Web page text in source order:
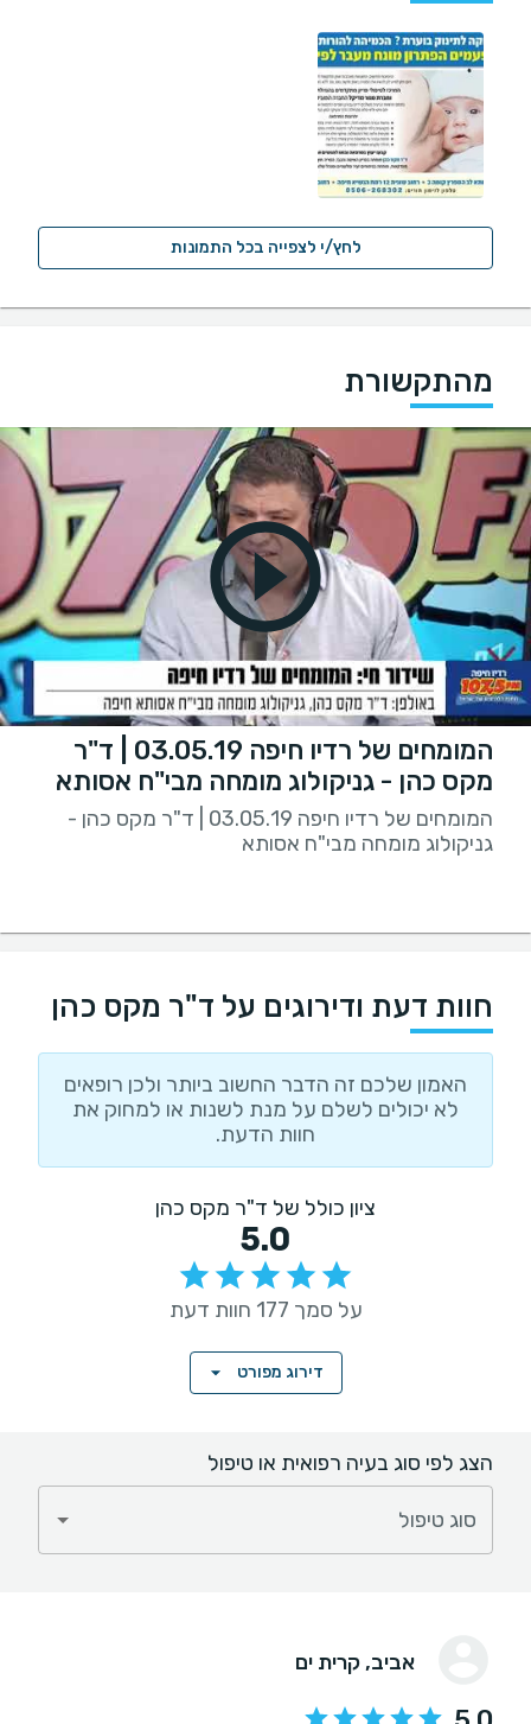
לחץ/י לצפייה בכל התמונות
מהתקשורת
המומחים של רדיו חיפה 03.05.19 | ד"ר
מקס כהן - גניקולוג מומחה מבי"ח אסותא
המומחים של רדיו חיפה 03.05.19 | ד"ר מקס כהן -
גניקולוג מומחה מבי"ח אסותא
חוות דעת ודירוגים על ד"ר מקס כהן
האמון שלכם זה הדבר החשוב ביותר ולכן רופאים
לא יכולים לשלם על מנת לשנות או למחוק את
חוות הדעת.
ציון כולל של ד"ר מקס כהן
5.0
על סמך 177 חוות דעת
דירוג מפורט
הצג לפי סוג בעיה רפואית או טיפול
סוג טיפול
אביב, קרית ים